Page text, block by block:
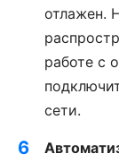
отлажен.
работе с
сети.